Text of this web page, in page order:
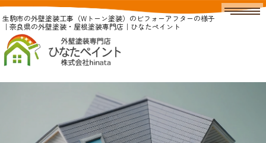
生駒市の外壁塗装工事（Wトーン塗装）のビフォーアフターの様子
｜奈良県の外壁塗装・屋根塗装専門店｜ひなたペイント